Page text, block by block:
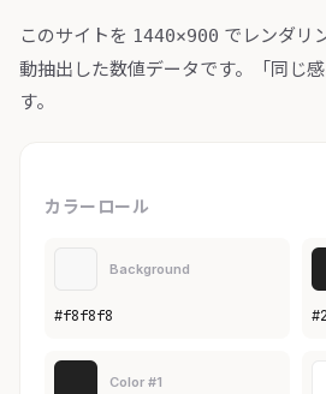
このサイトを 1440×900 でレンダリ
動抽出した数値データです。「同じ
す。
カラーロール
Background
#f8f8f8
Color #1